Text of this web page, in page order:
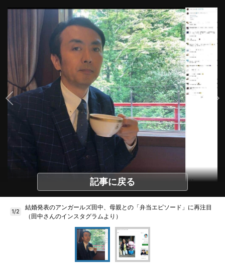
記事に戻る
1/2
結婚発表のアンガールズ田中、母親との「弁当エピソード」に再注目
（田中さんのインスタグラムより）